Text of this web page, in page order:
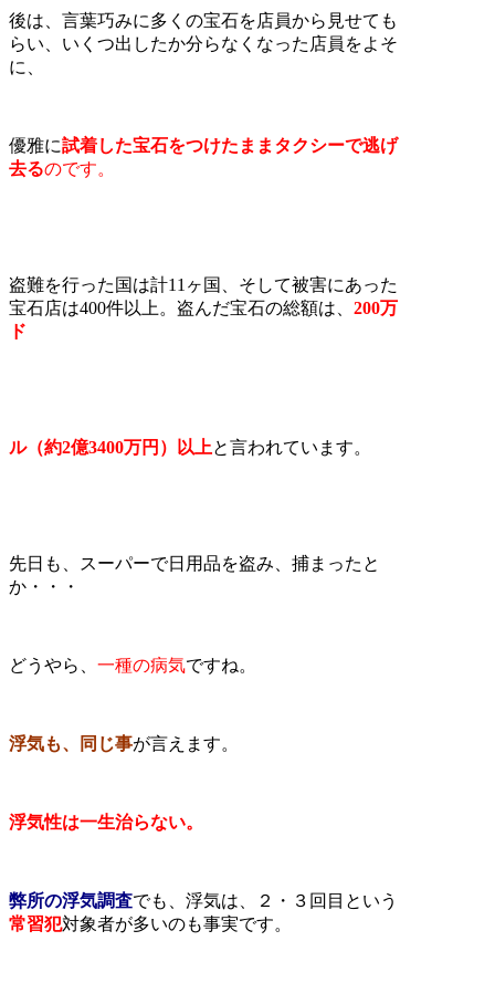
後は、言葉巧みに多くの宝石を店員から見せても
らい、いくつ出したか分らなくなった店員をよそ
に、
優雅に試着した宝石をつけたままタクシーで逃げ
去るのです。
盗難を行った国は計11ヶ国、そして被害にあった
宝石店は400件以上。盗んだ宝石の総額は、 200万
ド
ル（約2億3400万円）以上と言われています。
先日も、スーパーで日用品を盗み、捕まったと
か・・・
どうやら、 一種の病気ですね。
浮気も、同じ事が言えます。
浮気性は一生治らない。
弊所の浮気調査でも、浮気は、２・３回目という
常習犯対象者が多いのも事実です。